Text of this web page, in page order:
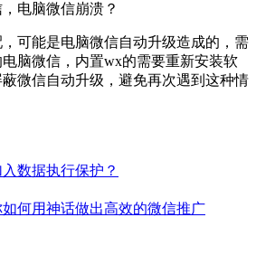
电脑微信崩溃？
可能是电脑微信自动升级造成的，需
脑微信，内置wx的需要重新安装软
微信自动升级，避免再次遇到这种情
数据执行保护？
何用神话做出高效的微信推广